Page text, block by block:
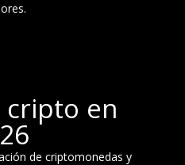
cripto en
de criptomonedas y